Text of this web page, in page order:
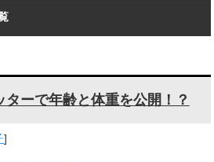
ーで年齢と体重を公開！？
]